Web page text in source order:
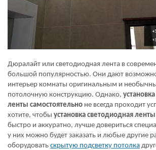
Дюралайт или светодиодная лента в
большой популярностью. Они дают
интерьер комнаты оригинальным и
потолочную конструкцию. Однако,
ленты самостоятельно не всегда проходит
хотите, чтобы установка светодиодная ленты
быстро и аккуратно, лучше довериться
у них можно будет заказать и любые другие
оборудовать скрытую подсветку потолка